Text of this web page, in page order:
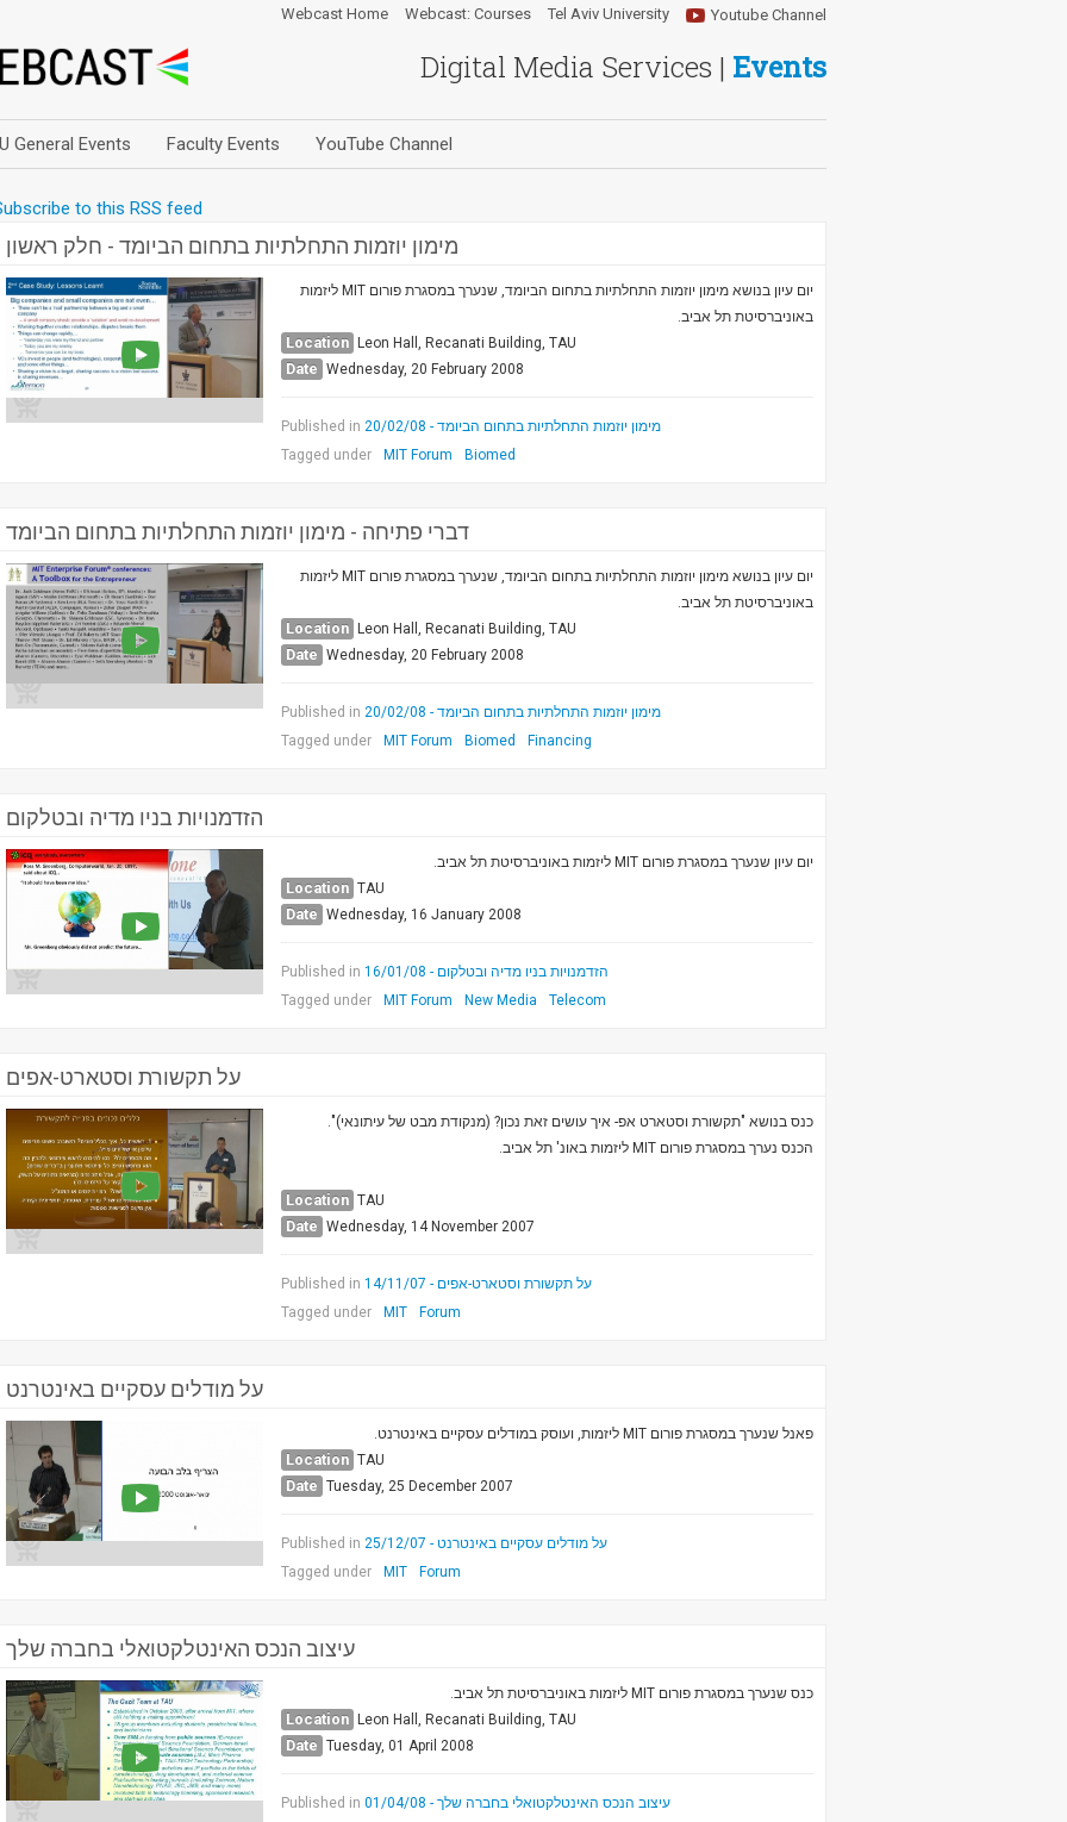
Digital Media Services | Events
Youtube Channel
Webcast Home Webcast: Courses Tel Aviv University
General Events Faculty Events YouTube Channel
to this RSS feed
מימון יוזמות התחלתיות בתחום הביומד - חלק ראשון
יום עיון בנושא מימון יוזמות התחלתיות בתחום הביומד, שנערך במסגרת פורום MIT ליזמות
באוניברסיטת תל אביב.
Location Leon Hall, Recanati Building, TAU
Date Wednesday, 20 February 2008
Published in
מימון יוזמות התחלתיות בתחום הביומד - 20/02/08
Tagged under
MIT Forum Biomed
דברי פתיחה - מימון יוזמות התחלתיות בתחום הביומד
יום עיון בנושא מימון יוזמות התחלתיות בתחום הביומד, שנערך במסגרת פורום MIT ליזמות
באוניברסיטת תל אביב.
Location Leon Hall, Recanati Building, TAU
Date Wednesday, 20 February 2008
Published in
מימון יוזמות התחלתיות בתחום הביומד - 20/02/08
Tagged under
MIT Forum Biomed Financing
הזדמנויות בניו מדיה ובטלקום
יום עיון שנערך במסגרת פורום MIT ליזמות באוניברסיטת תל אביב.
Location TAU
Date Wednesday, 16 January 2008
Published in
הזדמנויות בניו מדיה ובטלקום - 16/01/08
Tagged under
MIT Forum New Media Telecom
על תקשורת וסטארט-אפים
כנס בנושא "תקשורת וסטארט אפ- איך עושים זאת נכון? (מנקודת מבט של עיתונאי)".
הכנס נערך במסגרת פורום MIT ליזמות באונ' תל אביב.
Location TAU
Date Wednesday, 14 November 2007
Published in
על תקשורת וסטארט-אפים - 14/11/07
Tagged under
MIT Forum
על מודלים עסקיים באינטרנט
פאנל שנערך במסגרת פורום MIT ליזמות, ועוסק במודלים עסקיים באינטרנט.
Location TAU
Date Tuesday, 25 December 2007
Published in
על מודלים עסקיים באינטרנט - 25/12/07
Tagged under
MIT Forum
עיצוב הנכס האינטלקטואלי בחברה שלך
כנס שנערך במסגרת פורום MIT ליזמות באוניברסיטת תל אביב.
Location Leon Hall, Recanati Building, TAU
Date Tuesday, 01 April 2008
Published in
עיצוב הנכס האינטלקטואלי בחברה שלך - 01/04/08